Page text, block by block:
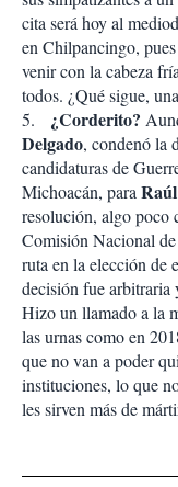
cita será hoy al
en Chilpancingo,
venir con la cabeza
todos. ¿Qué sigue,
5. ¿Corderito?
Delgado, condenó la
candidaturas de
Michoacán, para
resolución, algo poco
Comisión Nacional
ruta en la elección de
decisión fue arbitraria
Hizo un llamado a la
las urnas como en
que no van a poder
instituciones, lo que
les sirven más de